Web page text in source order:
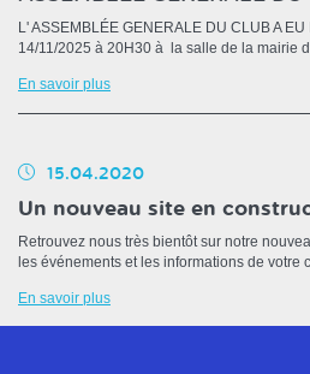
L' ASSEMBLÉE GENERALE DU CLUB A EU
14/11/2025 à 20H30 à la salle de la mairie
En savoir plus
15.04.2020
Un nouveau site en
Retrouvez nous très bientôt sur notre
les événements et les informations de votre
En savoir plus